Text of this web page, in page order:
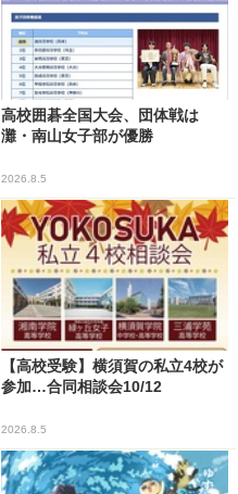
高校囲碁全国大会、団体戦は
灘・南山女子部が優勝
2026.8.5
【高校受験】横須賀の私立4校が
参加…合同相談会10/12
2026.8.5